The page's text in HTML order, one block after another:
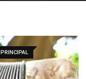
PRINCIPAL